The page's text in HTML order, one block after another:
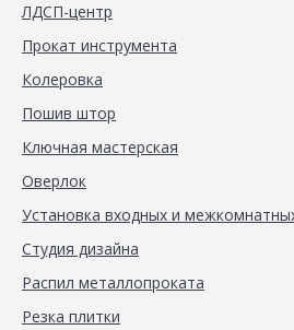
ЛДСП-центр
Прокат инструмента
Колеровка
Пошив штор
Ключная мастерская
Оверлок
Установка входных и
Студия дизайна
Распил металлопроката
Резка плитки